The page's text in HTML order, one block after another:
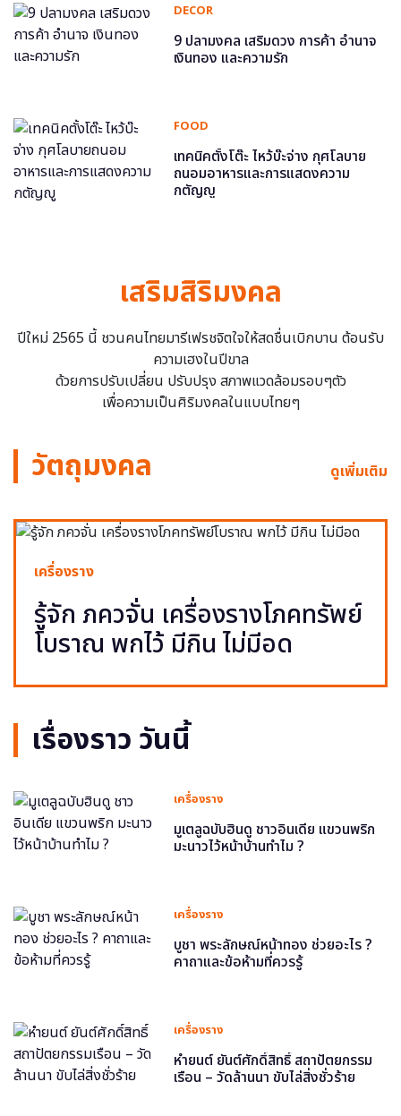
DECOR
9 ปลามงคล เสริมดวง การค้า อำนาจ
เงินทอง และความรัก
FOOD
เทคนิคตั้งโต๊ะ ไหว้บ๊ะจ่าง กุศโลบาย
ถนอมอาหารและการแสดงความ
กตัญญู
เสริมสิริมงคล
ปีใหม่ 2565 นี้ ชวนคนไทยมารีเฟรชจิตใจให้สดชื่นเบิกบาน ต้อนรับ
ความเฮงในปีขาล
ด้วยการปรับเปลี่ยน ปรับปรุง สภาพแวดล้อมรอบๆตัว
เพื่อความเป็นศิริมงคลในแบบไทยๆ
วัตถุมงคล ดูเพิ่มเติม
เครื่องราง
รู้จัก ภควจั่น เครื่องรางโภคทรัพย์
โบราณ พกไว้ มีกิน ไม่มีอด
เรื่องราว วันนี้
เครื่องราง
มูเตลูฉบับฮินดู ชาวอินเดีย แขวนพริก
มะนาวไว้หน้าบ้านทำไม ?
เครื่องราง
บูชา พระลักษณ์หน้าทอง ช่วยอะไร ?
คาถาและข้อห้ามที่ควรรู้
เครื่องราง
หำยนต์ ยันต์ศักดิ์สิทธิ์ สถาปัตยกรรม
เรือน – วัดล้านนา ขับไล่สิ่งชั่วร้าย